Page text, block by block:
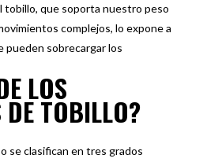
tobillo, que soporta nuestro peso
complejos, lo expone a
pueden sobrecargar los
LOS
DE TOBILLO?
se clasifican en tres grados